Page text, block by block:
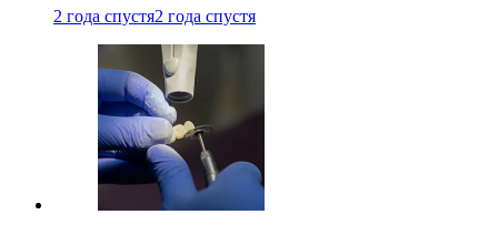
2 года спустя2 года спустя